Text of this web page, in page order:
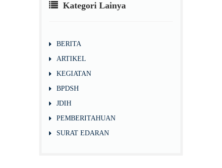
Kategori Lainya
BERITA
ARTIKEL
KEGIATAN
BPDSH
JDIH
PEMBERITAHUAN
SURAT EDARAN